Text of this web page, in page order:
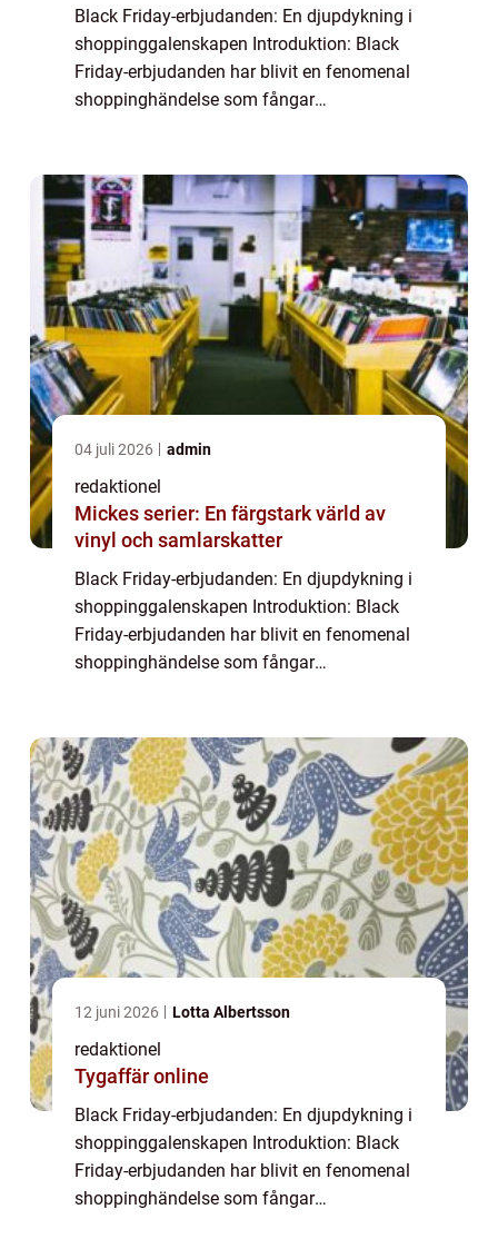
Black Friday-erbjudanden: En djupdykning i
shoppinggalenskapen Introduktion: Black
Friday-erbjudanden har blivit en fenomenal
shoppinghändelse som fångar
lockande rabat...
04 juli 2026 admin
redaktionel
Mickes serier: En färgstark värld av
vinyl och samlarskatter
Black Friday-erbjudanden: En djupdykning i
shoppinggalenskapen Introduktion: Black
Friday-erbjudanden har blivit en fenomenal
shoppinghändelse som fångar
lockande rabat...
12 juni 2026 Lotta Albertsson
redaktionel
Tygaffär online
Black Friday-erbjudanden: En djupdykning i
shoppinggalenskapen Introduktion: Black
Friday-erbjudanden har blivit en fenomenal
shoppinghändelse som fångar